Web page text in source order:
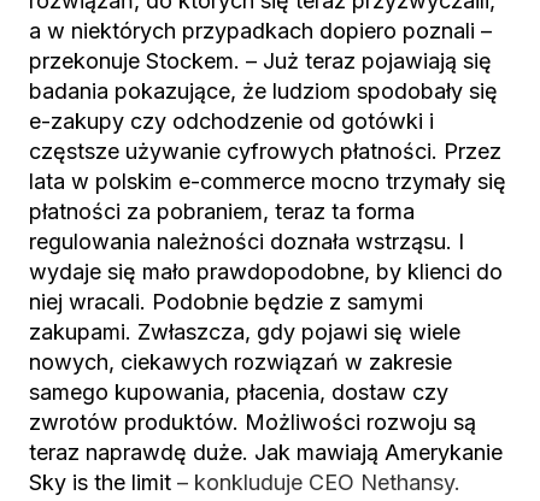
a w niektórych przypadkach dopiero poznali –
przekonuje Stockem. – Już teraz pojawiają się
badania pokazujące, że ludziom spodobały się
e-zakupy czy odchodzenie od gotówki i
częstsze używanie cyfrowych płatności. Przez
lata w polskim e-commerce mocno trzymały się
płatności za pobraniem, teraz ta forma
regulowania należności doznała wstrząsu. I
wydaje się mało prawdopodobne, by klienci do
niej wracali. Podobnie będzie z samymi
zakupami. Zwłaszcza, gdy pojawi się wiele
nowych, ciekawych rozwiązań w zakresie
samego kupowania, płacenia, dostaw czy
zwrotów produktów. Możliwości rozwoju są
teraz naprawdę duże. Jak mawiają Amerykanie
Sky is the limit – konkluduje CEO Nethansy.